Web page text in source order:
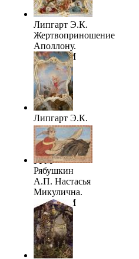
Липгарт Э.К.
Жертвоприношение
Аполлону.
1896. ГРМ
Липгарт Э.К.
Поэзия
верхом на
Пегасе. 1896.
ГРМ
Рябушкин
А.П. Настасья
Микулична.
1898. ГРМ